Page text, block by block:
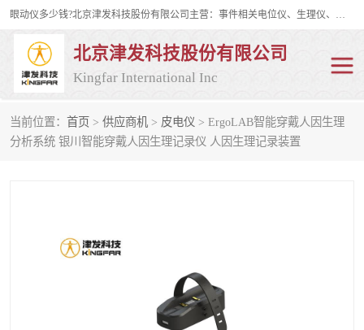
眼动仪多少钱?北京津发科技股份有限公司主营：事件相关电位仪、生理仪、肌电仪、脑电仪、皮电仪、眼动仪；是国家级高新技术企业、科技部认定的科技型中小企业和中关村高新技术企业，具备保密资格，具备自主进出口经营权；自主研发技术、产品与服务荣获多项省部级科学技术奖励、国家发明专利、国家软件著作权和省部级新技术新产品（服务）认证。
北京津发科技股份有限公司
Kingfar International Inc
当前位置： 首页 > 供应商机 > 皮电仪 > ErgoLAB智能穿戴人因生理
分析系统 银川智能穿戴人因生理记录仪 人因生理记录装置
皮电仪 脑电仪
行为观察与表情分析
人机交互实验室